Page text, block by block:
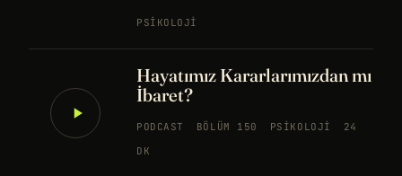
PSIKOLOJI
Hayatımız Kararlarımızdan mı
İbaret?
PODCAST BÖLÜM 150 PSIKOLOJI
24
DK